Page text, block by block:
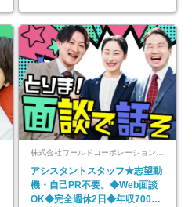
アシスタントスタッフ★志望動
機・自己PR不要。◆Web面談
OK◆完全週休2日◆年収700万